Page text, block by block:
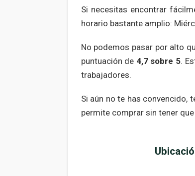
Si necesitas encontrar
horario bastante amplio:
No podemos pasar por alto
puntuación de 4,7 sobre 5.
trabajadores.
Si aún no te has convencido,
permite comprar sin tener